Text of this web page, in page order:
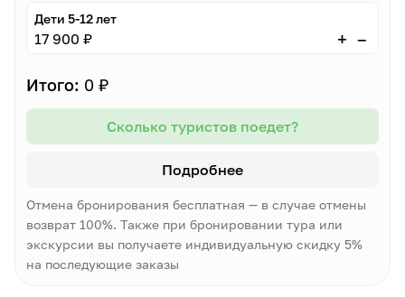
Дети 5-12 лет
17 900 ₽ + –
Итого: 0 ₽
Сколько туристов поедет?
Подробнее
Отмена бронирования бесплатная — в случае отмены
возврат 100%. Также при бронировании тура или
экскурсии вы получаете индивидуальную скидку 5%
на последующие заказы